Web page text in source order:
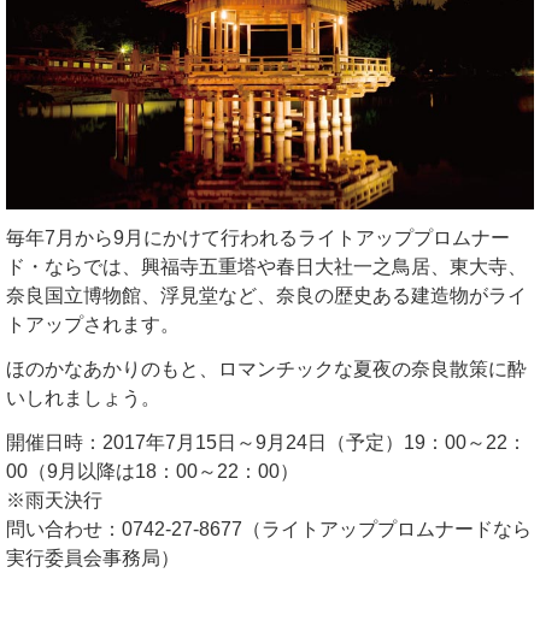
毎年7月から9月にかけて行われるライトアッププロムナー
ド・ならでは、興福寺五重塔や春日大社一之鳥居、東大寺、
奈良国立博物館、浮見堂など、奈良の歴史ある建造物がライ
トアップされます。
ほのかなあかりのもと、ロマンチックな夏夜の奈良散策に酔
いしれましょう。
開催日時：2017年7月15日～9月24日（予定）19：00～22：
00（9月以降は18：00～22：00）
※雨天決行
問い合わせ：0742-27-8677（ライトアッププロムナードなら
実行委員会事務局）